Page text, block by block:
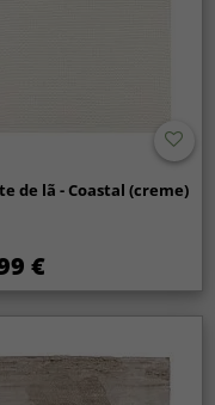
de lã - Coastal (creme)
€